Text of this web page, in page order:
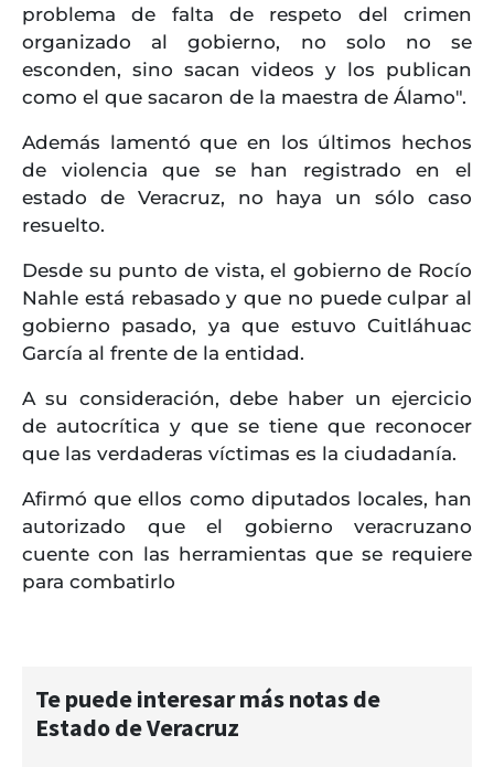
problema de falta de respeto del crimen
organizado al gobierno, no solo no se
esconden, sino sacan videos y los publican
como el que sacaron de la maestra de Álamo".
Además lamentó que en los últimos hechos
de violencia que se han registrado en el
estado de Veracruz, no haya un sólo caso
resuelto.
Desde su punto de vista, el gobierno de Rocío
Nahle está rebasado y que no puede culpar al
gobierno pasado, ya que estuvo Cuitláhuac
García al frente de la entidad.
A su consideración, debe haber un ejercicio
de autocrítica y que se tiene que reconocer
que las verdaderas víctimas es la ciudadanía.
Afirmó que ellos como diputados locales, han
autorizado que el gobierno veracruzano
cuente con las herramientas que se requiere
para combatirlo
Te puede interesar más notas de
Estado de Veracruz